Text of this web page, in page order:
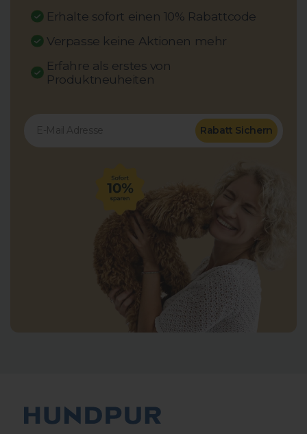
Erhalte sofort einen 10% Rabattcode
Verpasse keine Aktionen mehr
Erfahre als erstes von
Produktneuheiten
Rabatt Sichern
2.419 bewertungen
Astrid